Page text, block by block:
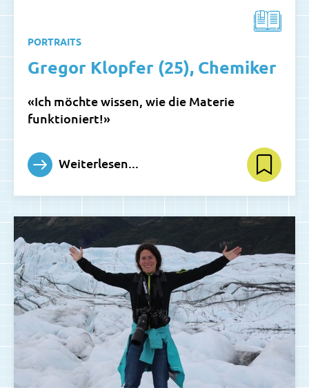
PORTRAITS
Gregor Klopfer (25), Chemiker
«Ich möchte wissen, wie die Materie
funktioniert!»
Weiterlesen...